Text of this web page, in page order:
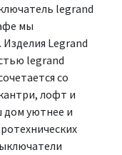
legrand
мы
Legrand
legrand
со
лофт и
дом уютнее и